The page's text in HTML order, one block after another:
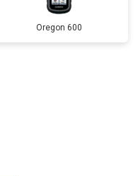
Oregon 600